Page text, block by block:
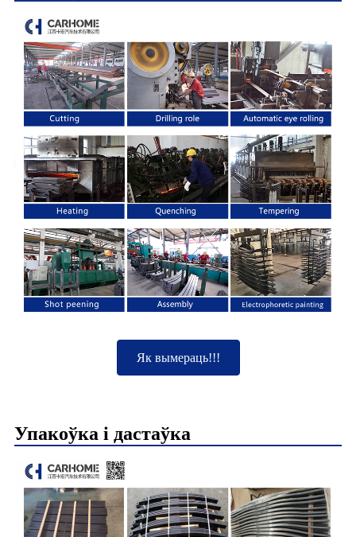
Як вымераць!!!
Упакоўка і дастаўка